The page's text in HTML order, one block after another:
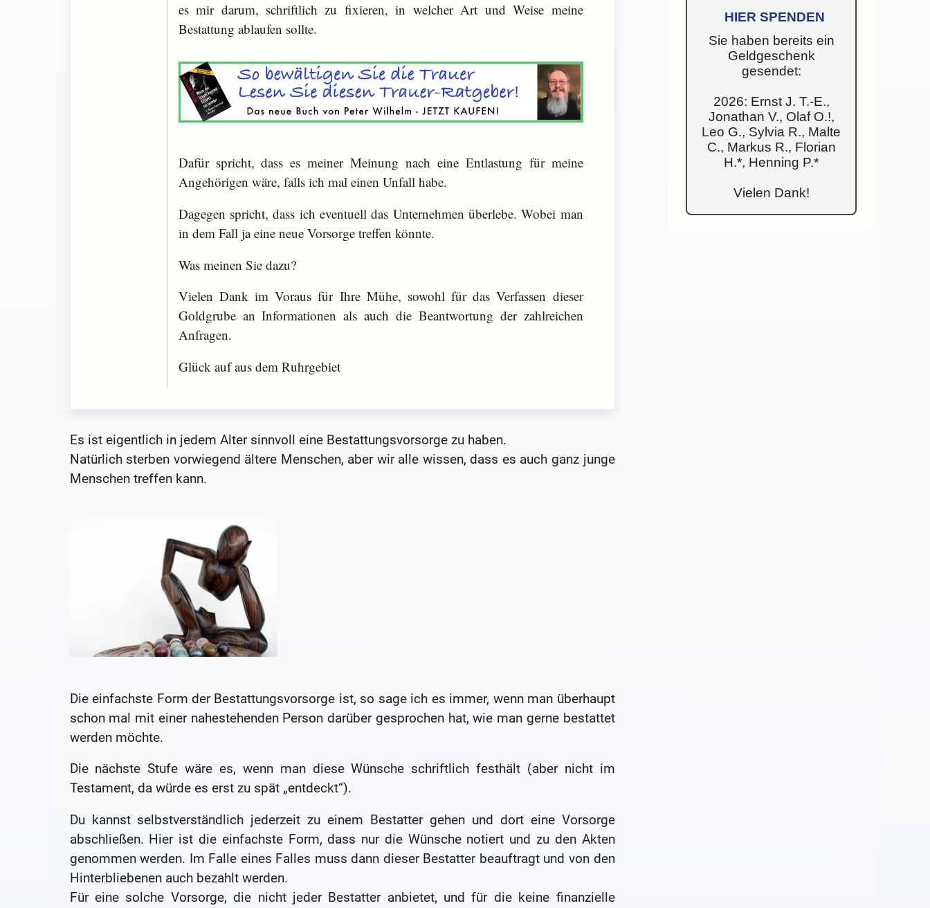
es mir darum, schriftlich zu fixieren, in welcher Art und Weise meine
Bestattung ablaufen sollte.
Dafür spricht, dass es meiner Meinung nach eine Entlastung für meine
Angehörigen wäre, falls ich mal einen Unfall habe.
Dagegen spricht, dass ich eventuell das Unternehmen überlebe. Wobei man
in dem Fall ja eine neue Vorsorge treffen könnte.
Was meinen Sie dazu?
Vielen Dank im Voraus für Ihre Mühe, sowohl für das Verfassen dieser
Goldgrube an Informationen als auch die Beantwortung der zahlreichen
Anfragen.
Glück auf aus dem Ruhrgebiet
Es ist eigentlich in jedem Alter sinnvoll eine Bestattungsvorsorge zu haben.
Natürlich sterben vorwiegend ältere Menschen, aber wir alle wissen, dass es auch ganz junge
Menschen treffen kann.
Die einfachste Form der Bestattungsvorsorge ist, so sage ich es immer, wenn man überhaupt
schon mal mit einer nahestehenden Person darüber gesprochen hat, wie man gerne bestattet
werden möchte.
Die nächste Stufe wäre es, wenn man diese Wünsche schriftlich festhält (aber nicht im
Testament, da würde es erst zu spät „entdeckt“).
Du kannst selbstverständlich jederzeit zu einem Bestatter gehen und dort eine Vorsorge
abschließen. Hier ist die einfachste Form, dass nur die Wünsche notiert und zu den Akten
genommen werden. Im Falle eines Falles muss dann dieser Bestatter beauftragt und von den
Hinterbliebenen auch bezahlt werden.
Für eine solche Vorsorge, die nicht jeder Bestatter anbietet, und für die keine finanzielle
HIER SPENDEN
Sie haben bereits ein
Geldgeschenk
gesendet:
2026: Ernst J. T.-E.,
Jonathan V., Olaf O.!,
Leo G., Sylvia R., Malte
C., Markus R., Florian
H.*, Henning P.*
Vielen Dank!